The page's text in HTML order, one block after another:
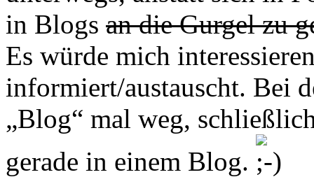
in Blogs an die Gurgel zu
Es würde mich
informiert/austauscht. Bei
„Blog“ mal weg,
gerade in einem Blog.